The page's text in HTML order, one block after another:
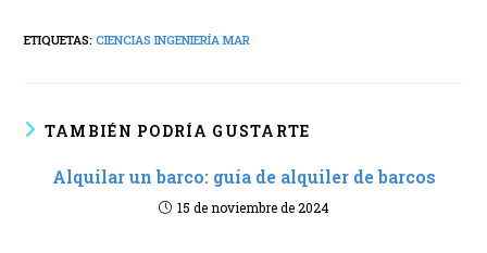
ETIQUETAS:CIENCIAS INGENIERÍA MAR
TAMBIÉN PODRÍA GUSTARTE
Alquilar un barco: guía de alquiler de barcos
15 de noviembre de 2024